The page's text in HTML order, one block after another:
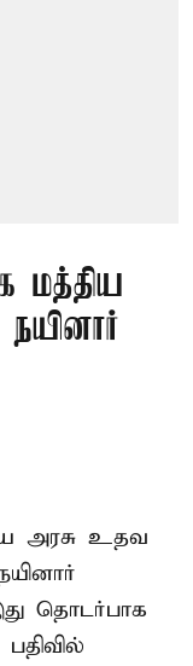
மத்திய
அரசு உதவ
தொடர்பாக